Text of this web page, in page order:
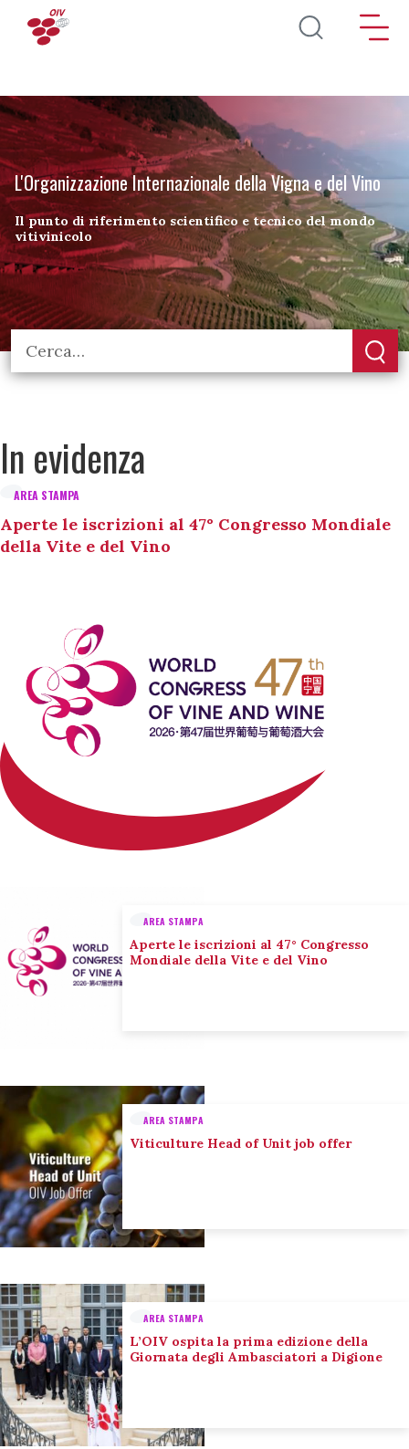
Salta al contenuto principale
L'Organizzazione Internazionale della Vigna e del Vino
Il punto di riferimento scientifico e tecnico del mondo
vitivinicolo
In evidenza
AREA STAMPA
Aperte le iscrizioni al 47° Congresso Mondiale
della Vite e del Vino
AREA STAMPA
Aperte le iscrizioni al 47° Congresso
Mondiale della Vite e del Vino
AREA STAMPA
Viticulture Head of Unit job offer
AREA STAMPA
L’OIV ospita la prima edizione della
Giornata degli Ambasciatori a Digione